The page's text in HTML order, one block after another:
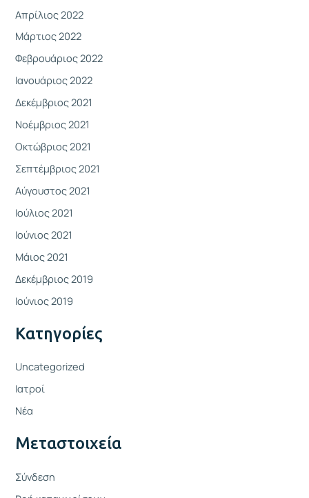
Απρίλιος 2022
Μάρτιος 2022
Φεβρουάριος 2022
Ιανουάριος 2022
Δεκέμβριος 2021
Νοέμβριος 2021
Οκτώβριος 2021
Σεπτέμβριος 2021
Αύγουστος 2021
Ιούλιος 2021
Ιούνιος 2021
Μάιος 2021
Δεκέμβριος 2019
Ιούνιος 2019
Kατηγορίες
Uncategorized
Ιατροί
Νέα
Μεταστοιχεία
Σύνδεση